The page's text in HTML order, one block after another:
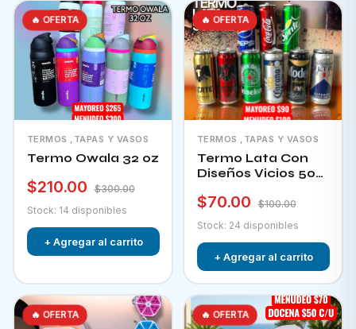
🔥 OFERTA
TERMOS ,TAPAS Y VASOS
Termo Owala 32 oz
$210.00
$300.00
Stock: 14 disponibles
+ Agregar al carrito
🔥 OFERTA
TERMOS ,TAPAS Y VASOS
Termo Lata Con
Diseños Vicios 500
$70.00
$100.00
Stock: 24 disponibles
+ Agregar al carrito
🔥 OFERTA 🔥 OFERTA